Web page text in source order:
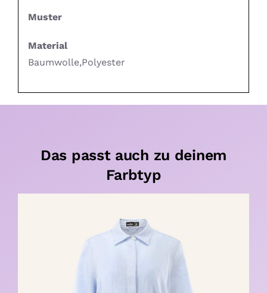
Muster
Material
Baumwolle,Polyester
Das passt auch zu deinem
Farbtyp